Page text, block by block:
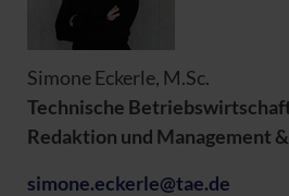
Simone Eckerle, M.Sc.
Technische
Redaktion und Management
simone.eckerle@tae.de